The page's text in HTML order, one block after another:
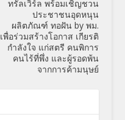
ทรัลเวิร์ล พร้อมเชิญชวน
ประชาชนอุดหนุน
ผลิตภัณฑ์ ทอฝัน by พม.
เพื่อร่วมสร้างโอกาส เกียรติ
กำลังใจ แก่สตรี คนพิการ
คนไร้ที่พึ่ง และผู้รอดพ้น
จากการค้ามนุษย์